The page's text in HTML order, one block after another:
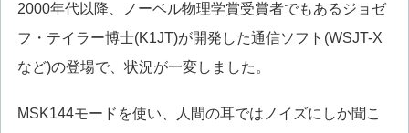
2000年代以降、ノーベル物理学賞受賞者でもあるジョゼ
フ・テイラー博士(K1JT)が開発した通信ソフト(WSJT-X
など)の登場で、状況が一変しました。
MSK144モードを使い、人間の耳ではノイズにしか聞こ